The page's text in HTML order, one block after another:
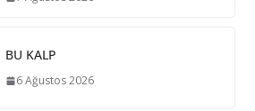
BU KALP
6 Ağustos 2026